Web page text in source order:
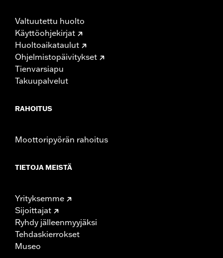
Valtuutettu huolto
Käyttöohjekirjat
Huoltoaikataulut
Ohjelmistopäivitykset
Tienvarsiapu
Takuupalvelut
RAHOITUS
Moottoripyörän rahoitus
TIETOJA MEISTÄ
Yrityksemme
Sijoittajat
Ryhdy jälleenmyyjäksi
Tehdaskierrokset
Museo